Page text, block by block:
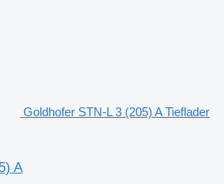
Goldhofer STN-L 3 (205) A Tieflader
A